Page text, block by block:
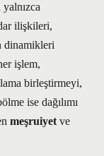
ilişkileri,
dinamikleri
işlem,
birleştirmeyi,
ise dağılımı
meşruiyet ve